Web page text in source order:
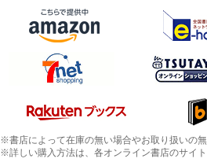
※書店によって在庫の無い場合やお取り扱いの
※詳しい購入方法は、各オンライン書店のサイト